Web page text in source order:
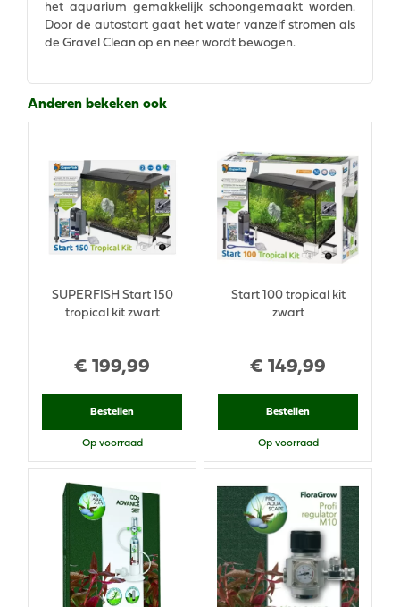
het aquarium gemakkelijk schoongemaakt worden.
Door de autostart gaat het water vanzelf stromen als
de Gravel Clean op en neer wordt bewogen.
Anderen bekeken ook
€ 199,99
SUPERFISH Start 150
tropical kit zwart
Bestellen
Op voorraad
€ 149,99
Start 100 tropical kit
zwart
Bestellen
Op voorraad